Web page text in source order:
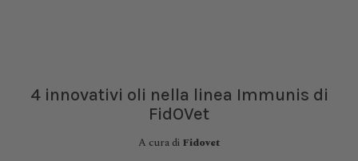
4 innovativi oli nella linea Immunis di
FidOVet
A cura di Fidovet